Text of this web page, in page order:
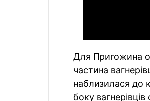
Для Пригожина
частина
наблизилася до
боку